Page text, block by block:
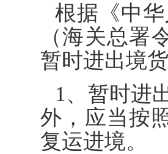
根据《中
（海关总署
暂时进出境货
1、暂时进
外，应当按
复运进境。